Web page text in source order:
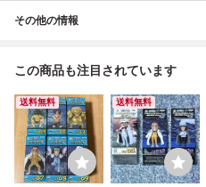
その他の情報
この商品も注目されています
送料無料 送料無料